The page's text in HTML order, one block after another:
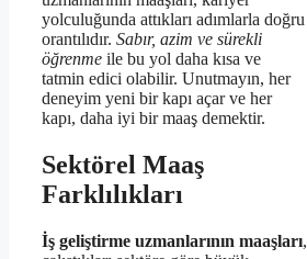
yolculuğunda attıkları adımlarla doğru
orantılıdır. Sabır, azim ve sürekli
öğrenme ile bu yol daha kısa ve
tatmin edici olabilir. Unutmayın, her
deneyim yeni bir kapı açar ve her
kapı, daha iyi bir maaş demektir.
Sektörel Maaş
Farklılıkları
İş geliştirme uzmanlarının maaşları,